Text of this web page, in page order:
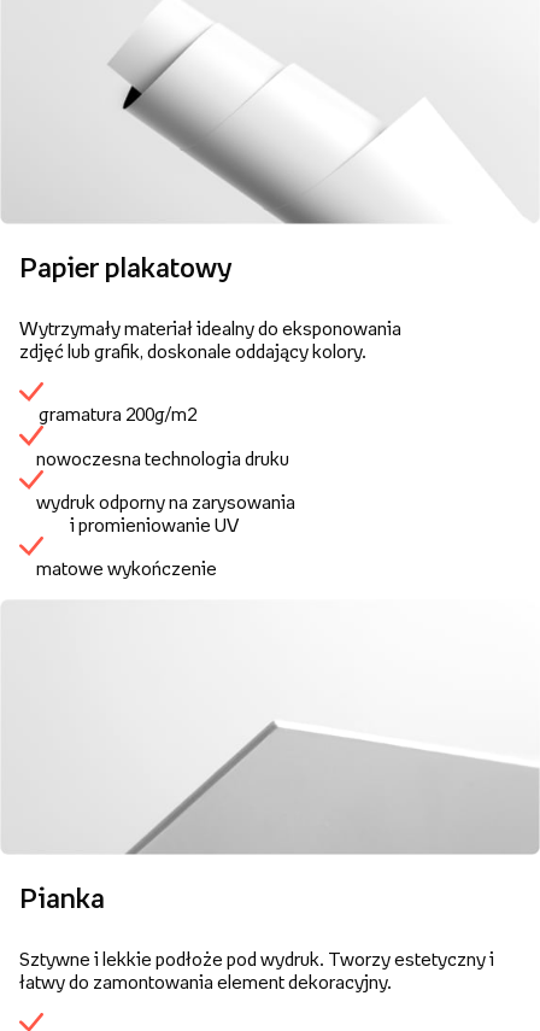
Papier plakatowy
Wytrzymały materiał idealny do eksponowania
zdjęć lub grafik, doskonale oddający kolory.
gramatura 200g/m2
nowoczesna technologia druku
wydruk odporny na zarysowania
i promieniowanie UV
matowe wykończenie
Pianka
Sztywne i lekkie podłoże pod wydruk. Tworzy estetyczny i
łatwy do zamontowania element dekoracyjny.